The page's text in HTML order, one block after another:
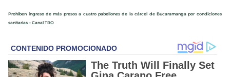
Prohíben ingreso de más presos a cuatro pabellones de la cárcel de Bucaramanga por condiciones
sanitarias – Canal TRO